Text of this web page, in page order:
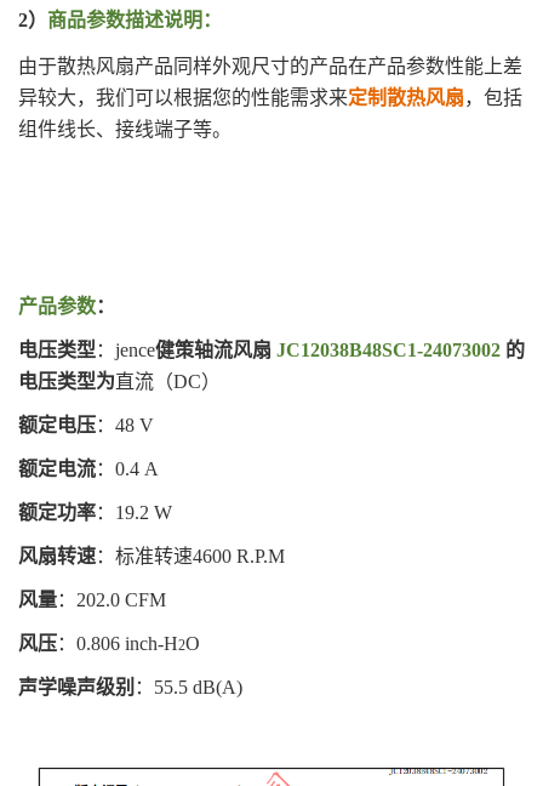
2） 商品参数描述说明：
由于散热风扇产品同样外观尺寸的产品在产品参数性能上差
异较大，我们可以根据您的性能需求来定制散热风扇，包括
组件线长、接线端子等。
产品参数：
电压类型 ：jence健策轴流风扇 JC12038B48SC1-24073002 的
电压类型为直流（DC）
额定电压：48 V
额定电流：0.4 A
额定功率：19.2 W
风扇转速：标准转速4600 R.P.M
风量：202.0 CFM
风压：0.806 inch-H2O
声学噪声级别 ：55.5 dB(A)